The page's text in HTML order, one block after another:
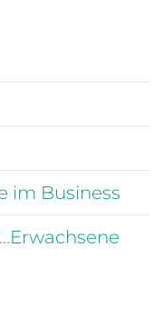
im Business